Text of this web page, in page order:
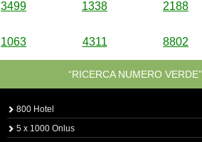
3499 1338 2188
1063 4311 8802
“RICERCA NUMERO VERDE”
800 Hotel
5 x 1000 Onlus